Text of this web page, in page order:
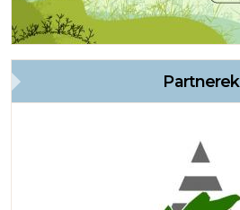
Partnerek